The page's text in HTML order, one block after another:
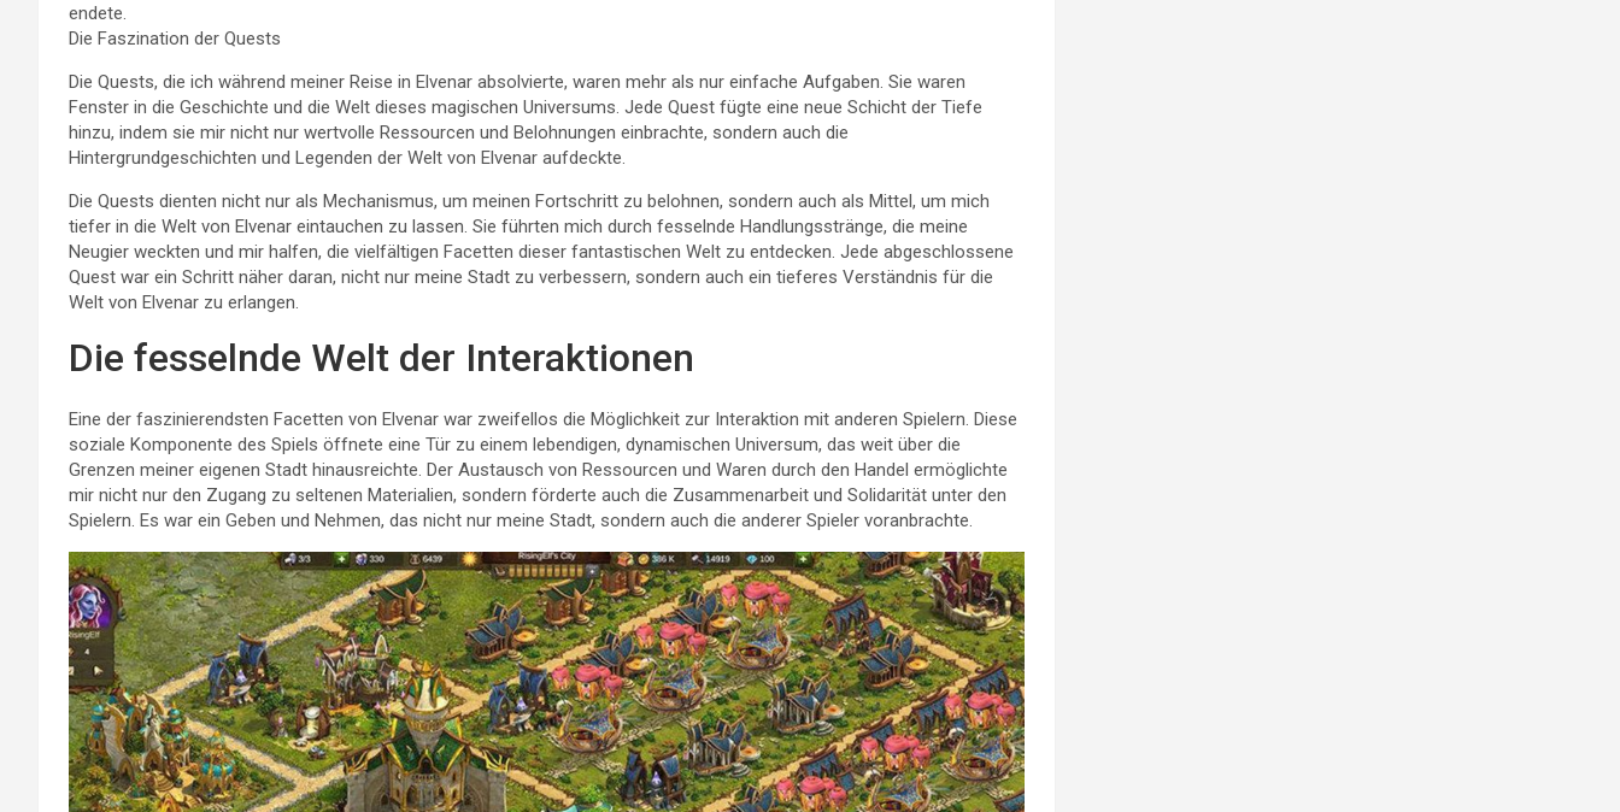
endete.
Die Faszination der Quests
Die Quests, die ich während meiner Reise in Elvenar absolvierte, waren mehr als nur einfache Aufgaben. Sie waren
Fenster in die Geschichte und die Welt dieses magischen Universums. Jede Quest fügte eine neue Schicht der Tiefe
hinzu, indem sie mir nicht nur wertvolle Ressourcen und Belohnungen einbrachte, sondern auch die
Hintergrundgeschichten und Legenden der Welt von Elvenar aufdeckte.
Die Quests dienten nicht nur als Mechanismus, um meinen Fortschritt zu belohnen, sondern auch als Mittel, um mich
tiefer in die Welt von Elvenar eintauchen zu lassen. Sie führten mich durch fesselnde Handlungsstränge, die meine
Neugier weckten und mir halfen, die vielfältigen Facetten dieser fantastischen Welt zu entdecken. Jede abgeschlossene
Quest war ein Schritt näher daran, nicht nur meine Stadt zu verbessern, sondern auch ein tieferes Verständnis für die
Welt von Elvenar zu erlangen.
Die fesselnde Welt der Interaktionen
Eine der faszinierendsten Facetten von Elvenar war zweifellos die Möglichkeit zur Interaktion mit anderen Spielern. Diese
soziale Komponente des Spiels öffnete eine Tür zu einem lebendigen, dynamischen Universum, das weit über die
Grenzen meiner eigenen Stadt hinausreichte. Der Austausch von Ressourcen und Waren durch den Handel ermöglichte
mir nicht nur den Zugang zu seltenen Materialien, sondern förderte auch die Zusammenarbeit und Solidarität unter den
Spielern. Es war ein Geben und Nehmen, das nicht nur meine Stadt, sondern auch die anderer Spieler voranbrachte.